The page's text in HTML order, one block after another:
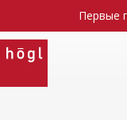
Первые